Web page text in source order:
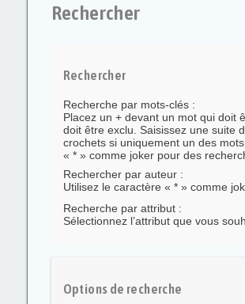
Rechercher
Rechercher
Recherche par mots-clés :
Placez un +devant un mot qui doit
doit être exclu. Saisissez une suite
crochets si uniquement un des
« * » comme joker pour des
Rechercher par auteur :
Utilisez le caractère « * » comme
Recherche par attribut :
Sélectionnez l’attribut que vous
Options de recherche